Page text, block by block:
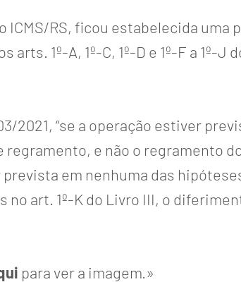
ICMS/RS, ficou estabelecida
arts. 1º-A, 1º-C, 1º-D e 1º-F a 1º-
2021, “se a operação estiver
regramento, e não o regramento
em nenhuma das hipóteses
art. 1º-K do Livro III, o
para ver a imagem.»